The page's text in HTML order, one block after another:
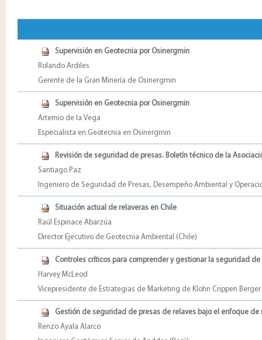
Supervisión en Geotecnia por Osinergmin
Rolando Ardiles
Gerente de la Gran Minería de Osinergmin
Supervisión en Geotecnia por Osinergmin
Artemio de la Vega
Especialista en Geotecnia en Osinergmin
Revisión de seguridad de presas. Boletín técnico de la
Santiago Paz
Ingeniero de Seguridad de Presas, Desempeño Ambiental y
Situación actual de relaveras en Chile
Raúl Espinace Abarzúa
Director Ejecutivo de Geotecnia Ambiental (Chile)
Controles críticos para comprender y gestionar la seguridad de
Harvey McLeod
Vicepresidente de Estrategias de Marketing de Klohn Crippen
Gestión de seguridad de presas de relaves bajo el enfoque de
Renzo Ayala Alarco